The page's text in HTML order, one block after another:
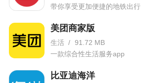
带你享受更加便捷的地铁出行
美团商家版
生活 / 91.72 MB
一款综合性生活服务app
比亚迪海洋